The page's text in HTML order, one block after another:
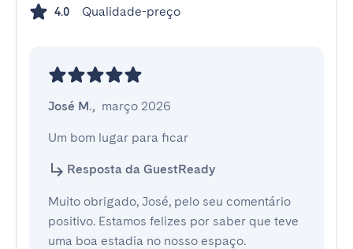
4.0 Qualidade-preço
José M., março 2026
Um bom lugar para ficar
Resposta da GuestReady
Muito obrigado, José, pelo seu comentário
positivo. Estamos felizes por saber que teve
uma boa estadia no nosso espaço.